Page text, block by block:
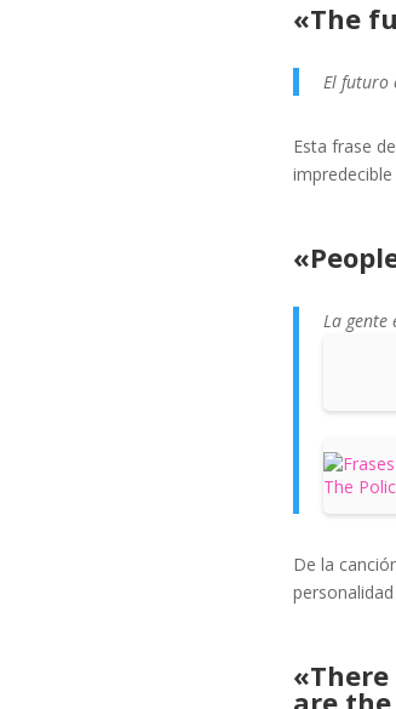
«The
El futuro
Esta frase
La gente
De la
are the